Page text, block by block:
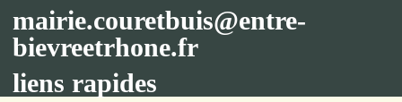
mairie.couretbuis@entre-
bievreetrhone.fr
liens rapides